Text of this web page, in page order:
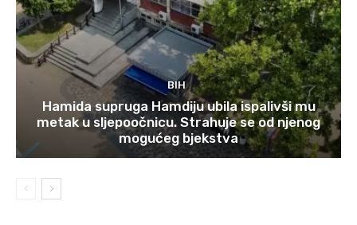
BIH
Hamida supruga Hamdiju ubila ispalivši mu
metak u sljepoočnicu. Strahuje se od njenog
mogućeg bjekstva